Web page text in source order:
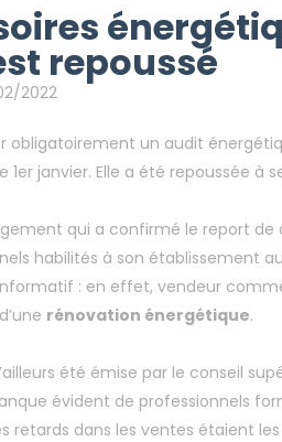
repoussé
2022
obligatoirement un audit
janvier. Elle a été repoussée à
qui a confirmé le report
habilités à son établissement
: en effet, vendeur
rénovation énergétique.
été émise par le conseil
évident de professionnels
retards dans les ventes étaient